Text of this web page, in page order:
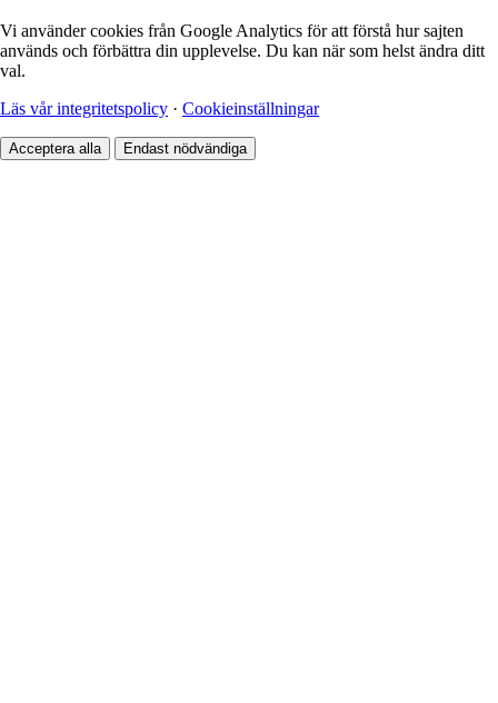
Vi använder cookies från Google Analytics för att förstå hur sajten
används och förbättra din upplevelse. Du kan när som helst ändra ditt
val.
Läs vår integritetspolicy · Cookieinställningar
Acceptera alla Endast nödvändiga